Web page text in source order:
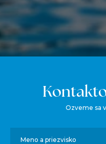
Ozveme sa
Meno a priezvisko